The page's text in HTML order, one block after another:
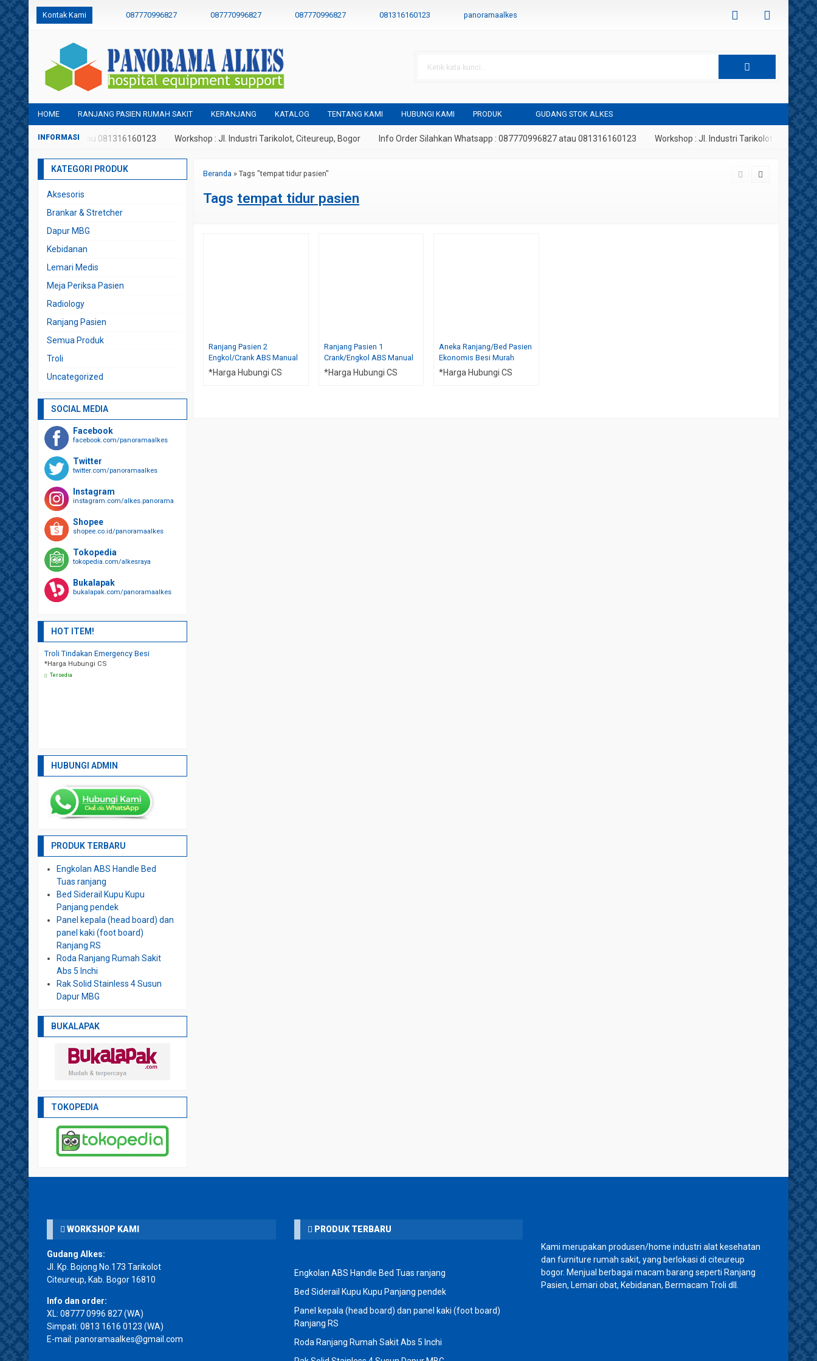
Kontak Kami 087770996827 087770996827 087770996827 081316160123 panoramaalkes
HOME RANJANG PASIEN RUMAH SAKIT KERANJANG KATALOG TENTANG KAMI HUBUNGI KAMI PRODUK GUDANG STOK ALKES
087770996827 atau 081316160123 Workshop : Jl. Industri Tarikolot, Citeureup, Bogor Info Order Silahkan Whatsapp : 087770996827 atau 081316160123 Workshop : Jl. Industri Tarikolot, Citeureup,
Beranda »Tags "tempat tidur pasien"
Tags tempat tidur pasien
Ranjang Pasien 2
Engkol/Crank ABS Manual
*Harga Hubungi CS
Ranjang Pasien 1
Crank/Engkol ABS Manual
*Harga Hubungi CS
Aneka Ranjang/Bed Pasien
Ekonomis Besi Murah
*Harga Hubungi CS
KATEGORI PRODUK
Aksesoris
Brankar & Stretcher
Dapur MBG
Kebidanan
Lemari Medis
Meja Periksa Pasien
Radiology
Ranjang Pasien
Semua Produk
Troli
Uncategorized
SOCIAL MEDIA
Facebook
facebook.com/panoramaalkes
Twitter
twitter.com/panoramaalkes
Instagram
instagram.com/alkes.panorama
Shopee
shopee.co.id/panoramaalkes
Tokopedia
tokopedia.com/alkesraya
Bukalapak
bukalapak.com/panoramaalkes
HOT ITEM!
Ranjang Pasien 1 Crank/Engkol ABS
Manual
*Harga Hubungi CS
HUBUNGI ADMIN
PRODUK TERBARU
Engkolan ABS Handle Bed
Tuas ranjang
Bed Siderail Kupu Kupu
Panjang pendek
Panel kepala (head board) dan
panel kaki (foot board)
Ranjang RS
Roda Ranjang Rumah Sakit
Abs 5 Inchi
Rak Solid Stainless 4 Susun
Dapur MBG
BUKALAPAK
TOKOPEDIA
WORKSHOP KAMI
Gudang Alkes:
Jl. Kp. Bojong No.173 Tarikolot
Citeureup, Kab. Bogor 16810
Info dan order:
XL: 08777 0996 827(WA)
Simpati: 0813 1616 0123 (WA)
E-mail: panoramaalkes@gmail.com
PRODUK TERBARU
Engkolan ABS Handle Bed Tuas ranjang
Bed Siderail Kupu Kupu Panjang pendek
Panel kepala (head board) dan panel kaki (foot board)
Ranjang RS
Roda Ranjang Rumah Sakit Abs 5 Inchi
Kami merupakan produsen/home industri alat kesehatan
dan furniture rumah sakit, yang berlokasi di citeureup
bogor. Menjual berbagai macam barang seperti Ranjang
Pasien, Lemari obat, Kebidanan, Bermacam Troli dll.